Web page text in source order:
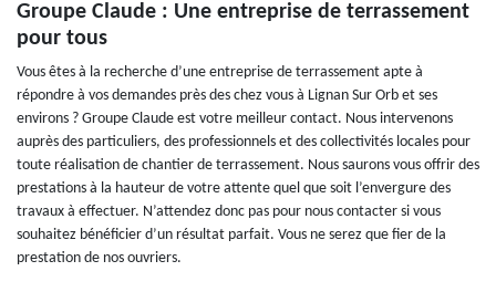
Groupe Claude : Une entreprise de terrassement
pour tous
Vous êtes à la recherche d’une entreprise de terrassement apte à
répondre à vos demandes près des chez vous à Lignan Sur Orb et ses
environs ? Groupe Claude est votre meilleur contact. Nous intervenons
auprès des particuliers, des professionnels et des collectivités locales pour
toute réalisation de chantier de terrassement. Nous saurons vous offrir des
prestations à la hauteur de votre attente quel que soit l’envergure des
travaux à effectuer. N’attendez donc pas pour nous contacter si vous
souhaitez bénéficier d’un résultat parfait. Vous ne serez que fier de la
prestation de nos ouvriers.